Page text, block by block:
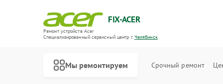
FIX-ACER
Ремонт устройств Acer
Специализированный cервисный центр г.Челябинск
Мы ремонтируем Срочный ремонт